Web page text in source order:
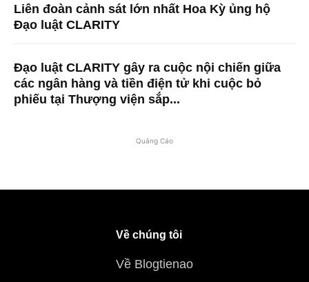
Liên đoàn cảnh sát lớn nhất Hoa Kỳ ủng hộ
Đạo luật CLARITY
Đạo luật CLARITY gây ra cuộc nội chiến giữa
các ngân hàng và tiền điện tử khi cuộc bỏ
phiếu tại Thượng viện sắp...
Quảng Cáo
Về chúng tôi
Về Blogtienao